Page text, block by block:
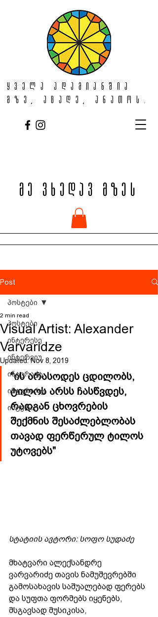
მე ვხედავ მზეს
ყველა ადამიანშია
მზე, აცადე, ანათოს.
Post
პოსტები
ინტერესე
ინტერვიუ
ინტერაქტ
ინტერარტ
ინტერიუ
პოსტები
Visual Artist: Alexander
Varvaridze
2 min read
Updated:Nov 8, 2019
"ის არასოდეს ცდილობს,
ტილოს არსს ჩასწვდეს,
რადგან ცხოვრების
შექმნის შესაძლებლობას
თავად ფერწერულ ტილოს
უტოვებს"
სტატიის ავტორი: სოფო სუდაძე
მხატვარი ალექსანდრე
ვარვარიძე თავის ნამუშევრებში
გამოსახავის საშუალებად ფერებს
და სუფთა ფორმებს იყენებს,
მსგავსად მუსიკისა,